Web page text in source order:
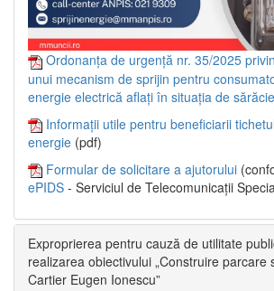
Ordonanța de urgență nr. 35/2025
unui mecanism de sprijin pentru
energie electrică aflați în situația de
Informații utile pentru beneficiarii
energie (pdf)
Formular de solicitare a ajutorului
ePIDS - Serviciul de Telecomunicații
Exproprierea pentru cauză de utilitate
realizarea obiectivului „Construire parcare
Cartier Eugen Ionescu”